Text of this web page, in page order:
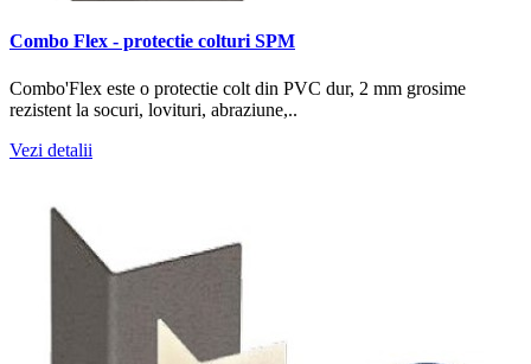
Combo Flex - protectie colturi SPM
Combo'Flex este o protectie colt din PVC dur, 2 mm grosime
rezistent la socuri, lovituri, abraziune,..
Vezi detalii